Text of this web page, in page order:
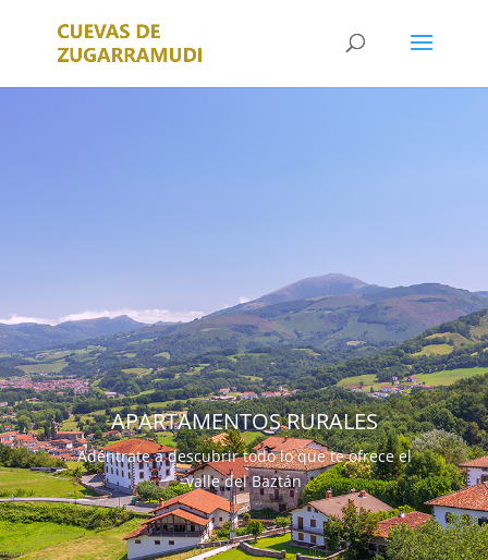
APARTAMENTOS RURALES
Adéntrate a descubrir todo lo que te ofrece el
valle del Baztán